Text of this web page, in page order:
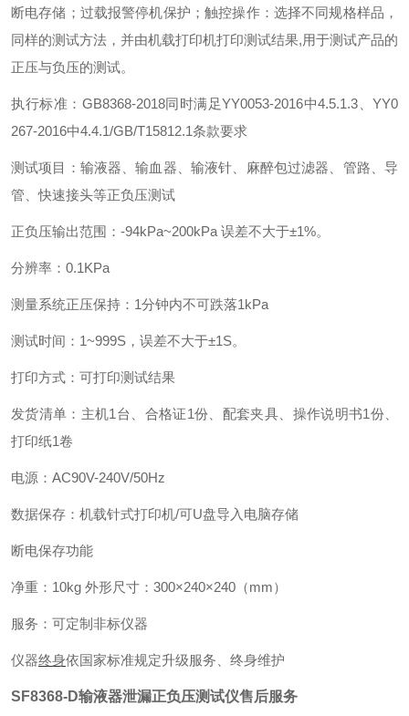
断电存储；过载报警停机保护；触控操作：选择不同规格样品，
同样的测试方法，并由机载打印机打印测试结果,用于测试产品的
正压与负压的测试。
执行标准：GB8368-2018同时满足YY0053-2016中4.5.1.3、YY0
267-2016中4.4.1/GB/T15812.1条款要求
测试项目：输液器、输血器、输液针、麻醉包过滤器、管路、导
管、快速接头等正负压测试
正负压输出范围：-94kPa~200kPa 误差不大于±1%。
分辨率：0.1KPa
测量系统正压保持：1分钟内不可跌落1kPa
测试时间：1~999S，误差不大于±1S。
打印方式：可打印测试结果
发货清单：主机1台、合格证1份、配套夹具、操作说明书1份、
打印纸1卷
电源：AC90V-240V/50Hz
数据保存：机载针式打印机/可U盘导入电脑存储
断电保存功能
净重：10kg 外形尺寸：300×240×240（mm）
服务：可定制非标仪器
仪器终身依国家标准规定升级服务、终身维护
SF8368-D输液器泄漏正负压测试仪售后服务